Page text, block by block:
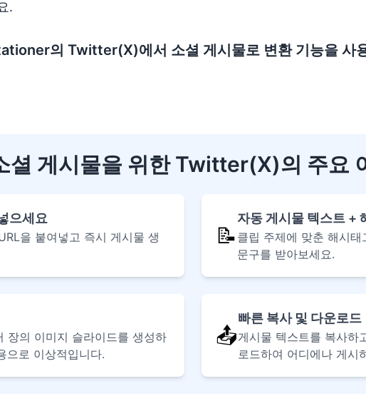
.
의 Twitter(X)에서 소셜 게시물로 변환 기능을 사
셜 게시물을 위한 Twitter(X)의 주요
으세요
을 붙여넣고 즉시 게시물 생
📝
자동 게시물 텍스트 +
클립 주제에 맞춘 해시
문구를 받아보세요.
장의 이미지 슬라이드를 생성하
으로 이상적입니다.
📤
빠른 복사 및 다운로드
게시물 텍스트를 복사하
로드하여 어디에나 게시